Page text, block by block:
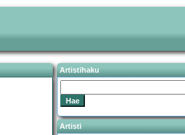
Artistihaku
Artisti